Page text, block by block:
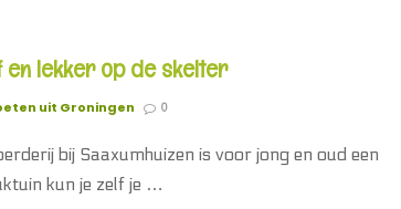
en lekker op de skelter
uit Groningen 0
bij Saaxumhuizen is voor jong en oud een
kun je zelf je …